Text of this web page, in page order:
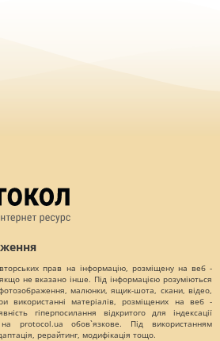
прав на інформацію, розміщену на веб -
не вказано інше. Під інформацією розуміються
фотозображення, малюнки, ящик-шота, скани, відео,
використанні матеріалів, розміщених на веб -
гіперпосилання відкритого для індексації
protocol.ua обов`язкове. Під використанням
рерайтинг, модифікація тощо.